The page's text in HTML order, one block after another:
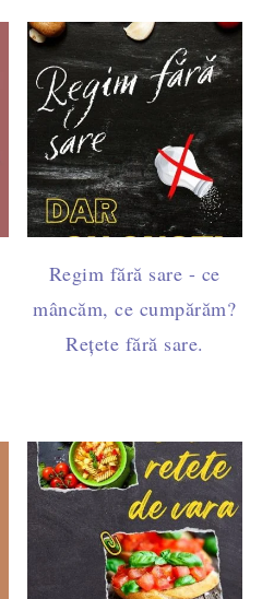
Regim fără sare - ce
mâncăm, ce cumpărăm?
Rețete fără sare.